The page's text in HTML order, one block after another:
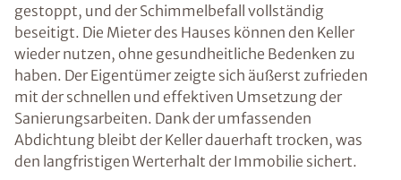
gestoppt, und der Schimmelbefall vollständig
beseitigt. Die Mieter des Hauses können den Keller
wieder nutzen, ohne gesundheitliche Bedenken zu
haben. Der Eigentümer zeigte sich äußerst zufrieden
mit der schnellen und effektiven Umsetzung der
Sanierungsarbeiten. Dank der umfassenden
Abdichtung bleibt der Keller dauerhaft trocken, was
den langfristigen Werterhalt der Immobilie sichert.